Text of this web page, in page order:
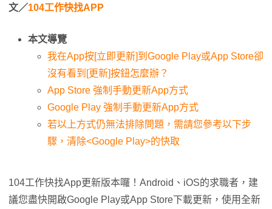
文／104工作快找APP
本文導覽
我在App按[立即更新]到Google Play或App Store卻
沒有看到[更新]按鈕怎麼辦？
App Store 強制手動更新App方式
Google Play 強制手動更新App方式
若以上方式仍無法排除問題，需請您參考以下步
驟，清除<Google Play>的快取
104工作快找App更新版本囉！Android、iOS的求職者，建
議您盡快開啟Google Play或App Store下載更新，使用全新